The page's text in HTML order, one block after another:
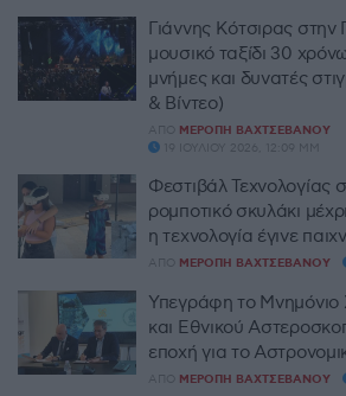
Γιάννης Κότσιρας
μουσικό ταξίδι 30
μνήμες και δυνατές
& Βίντεο)
ΑΠΌ ΜΕΡΌΠΗ ΒΑΧΤΣΕΒΆΝΟΥ
19 ΙΟΥΛΊΟΥ 2026, 12:09 ΜΜ
Φεστιβάλ Τεχνολογίας
ρομποτικό σκυλάκι
η τεχνολογία έγινε
ΑΠΌ ΜΕΡΌΠΗ ΒΑΧΤΣΕΒΆΝΟΥ
Υπεγράφη το
και Εθνικού
εποχή για το
ΑΠΌ ΜΕΡΌΠΗ ΒΑΧΤΣΕΒΆΝΟΥ